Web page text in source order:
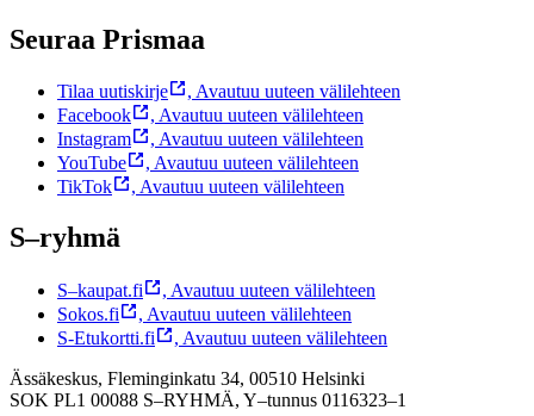
Seuraa Prismaa
Tilaa uutiskirje , Avautuu uuteen välilehteen
Facebook
, Avautuu uuteen välilehteen
Instagram
, Avautuu uuteen välilehteen
YouTube
, Avautuu uuteen välilehteen
TikTok
, Avautuu uuteen välilehteen
S–ryhmä
S–kaupat.fi , Avautuu uuteen välilehteen
Sokos.fi
, Avautuu uuteen välilehteen
S-Etukortti.fi
, Avautuu uuteen välilehteen
Ässäkeskus, Fleminginkatu 34, 00510 Helsinki
SOK PL1 00088 S–RYHMÄ, Y–tunnus 0116323–1